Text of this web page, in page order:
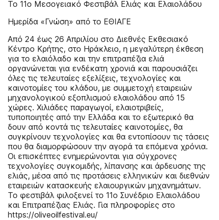
Το 11ο Μεσογειακό Φεστιβάλ Ελιάς και Ελαιολάδου
Ημερίδα «Γνώση» από το ΕΘΙΑΓΕ
Από 24 έως 26 Απριλίου στο Διεθνές Εκθεσιακό
Κέντρο Κρήτης, στο Ηράκλειο, η μεγαλύτερη έκθεση
για το ελαιόλαδο και την επιτραπέζια ελιά
οργανώνεται για ενδέκατη χρονιά και παρουσιάζει
όλες τις τελευταίες εξελίξεις, τεχνολογίες και
καινοτομίες του κλάδου, με συμμετοχή εταιρειών
μηχανολογικού εξοπλισμού ελαιολάδου από 15
χώρες. Χιλιάδες παραγωγοί, ελαιοτριβείς,
τυποποιητές από την Ελλάδα και το εξωτερικό θα
δουν από κοντά τις τελευταίες καινοτομίες, θα
συγκρίνουν τεχνολογίες και θα εντοπίσουν τις τάσεις
που θα διαμορφώσουν την αγορά τα επόμενα χρόνια.
Οι επισκέπτες ενημερώνονται για σύγχρονες
τεχνολογίες συγκομιδής, λίπανσης και άρδευσης της
ελιάς, μέσα από τις προτάσεις ελληνικών και διεθνών
εταιρειών κατασκευής ελαιουργικών μηχανημάτων.
Το φεστιβάλ φιλοξενεί το 11ο Συνέδριο Ελαιολάδου
και Επιτραπέζιας Ελιάς. Για πληροφορίες στο
https://oliveoilfestival.eu/